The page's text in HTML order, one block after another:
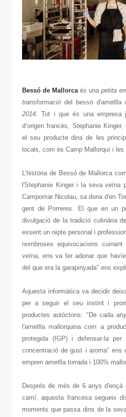
Bessó de Mallorcaés unapetita
transformació del bessó d'ametlla
2014. Tot i que és una empresa
d’origen francés, Stephanie
el seu producte dins de les
locals, com és Camp Mallorquí i
L’història de Bessó de Mallorca
l'Stephanie Kinger i la seva veïna
Campomar Nicolau, sa dona d'en
gent de Porreres. El que en un
divulgació de la tradició culinària
essent un repte personal i
nombroses equivocacions
veïna, ens va fer adonar que
del que era la garapinyada" ens
Aquesta informàtica va decidir
per a seguir el seu instint i
productes autòctons: "De cada
l'ametlla mallorquina com a
protegida (IGP) i defensar-la
concentració de gust i aroma" ens
empren ametlla torrada i 100%
Després de més de 6 anys d'ençà
camí, aquesta francesa segueix
moments que passa dins de la